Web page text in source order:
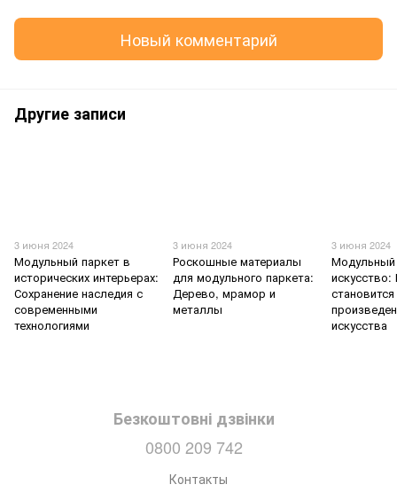
Новый комментарий
Другие записи
3 июня 2024
Модульный паркет в
исторических интерьерах:
Сохранение наследия с
современными
технологиями
3 июня 2024
Роскошные материалы
для модульного паркета:
Дерево, мрамор и
металлы
3 июня 2024
Модульный
становится
искусства
Безкоштовні дзвінки
0800 209 742
Контакты